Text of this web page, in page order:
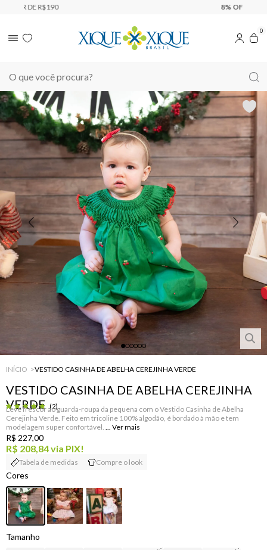
0
INÍCIO VESTIDO CASINHA DE ABELHA CEREJINHA VERDE
VESTIDO CASINHA DE ABELHA CEREJINHA
VERDE
(2)
Leve frescor ao guarda-roupa da pequena com o Vestido Casinha de Abelha
Cerejinha Verde. Feito em tricoline 100% algodão, é bordado à mão e tem
modelagem super confortável.
R$ 208,84via PIX!
R$ 227,00
Tabela de medidas Compre o look
Tamanho